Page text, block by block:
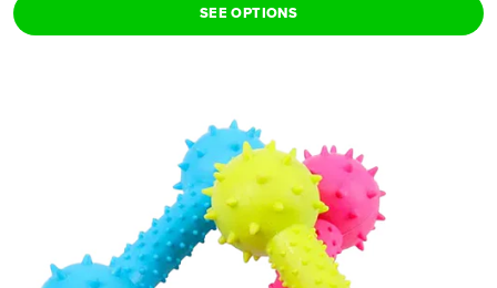
SEE OPTIONS